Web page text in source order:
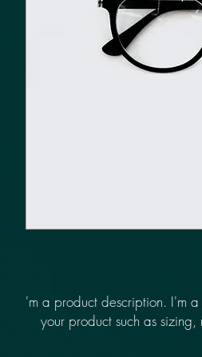
I'm a product description. I'm
your product such as